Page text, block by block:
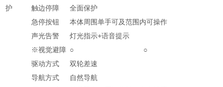
护
触边停障
全面保护
急停按钮
本体周围单手可及范围内可操作
声光告警
灯光指示+语音提示
※视觉避障 ○ ○
驱动方式
双轮差速
导航方式
自然导航